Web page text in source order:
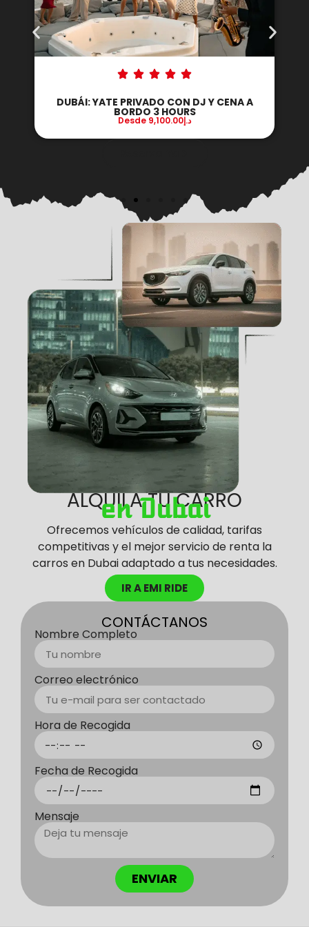
DUBÁI: YATE PRIVADO CON DJ Y CENA A
BORDO 3 HOURS
Desde د.إ9,100.00
ALQUILA TU CARRO
en Dubai
Ofrecemos vehículos de calidad, tarifas
competitivas y el mejor servicio de renta la
carros en Dubai adaptado a tus necesidades.
IR A EMI RIDE
CONTÁCTANOS
Nombre Completo
Correo electrónico
Hora de Recogida
Fecha de Recogida
Mensaje
ENVIAR